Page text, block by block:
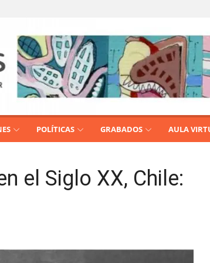
POLÍTICAS GRABADOS AULA
el Siglo XX, Chile: